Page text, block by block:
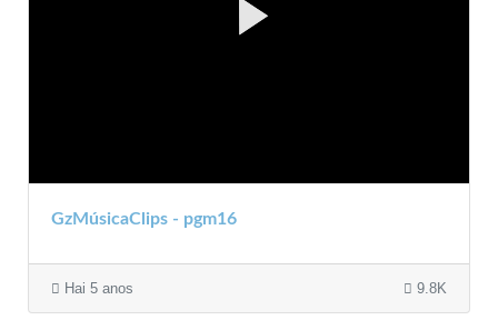
GzMúsicaClips - pgm16
Hai 5 anos 9.8K